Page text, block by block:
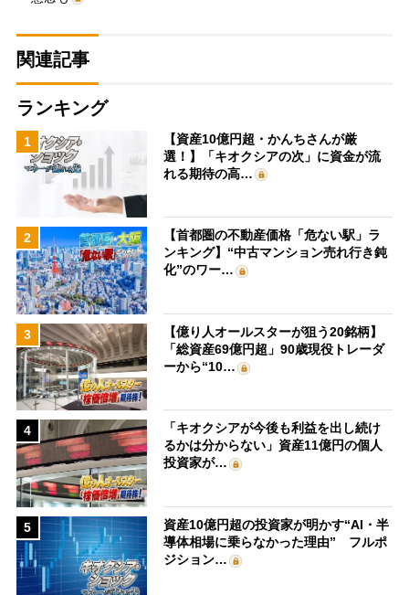
関連記事
ランキング
1
【資産10億円超・かんちさんが厳
選！】「キオクシアの次」に資金が流
れる期待の高…
2
【首都圏の不動産価格「危ない駅」ラ
ンキング】“中古マンション売れ行き鈍
化”のワー…
3
【億り人オールスターが狙う20銘柄】
「総資産69億円超」90歳現役トレーダ
ーから“10…
4
「キオクシアが今後も利益を出し続け
るかは分からない」資産11億円の個人
投資家が…
5
資産10億円超の投資家が明かす“AI・半
導体相場に乗らなかった理由” フルポ
ジション…